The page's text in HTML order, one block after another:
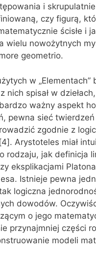
i
czy figurą,
ścisłe i
nowożytnych
geometrio.
w „Elementach”
nich spisał w
ważny aspekt
pewna sieć
zgodnie z
Arystoteles miał
rodzaju, jak definicja
eksplikacjami
Istnieje pewna
logiczna
dowodów.
o jego
przynajmniej części
modeli